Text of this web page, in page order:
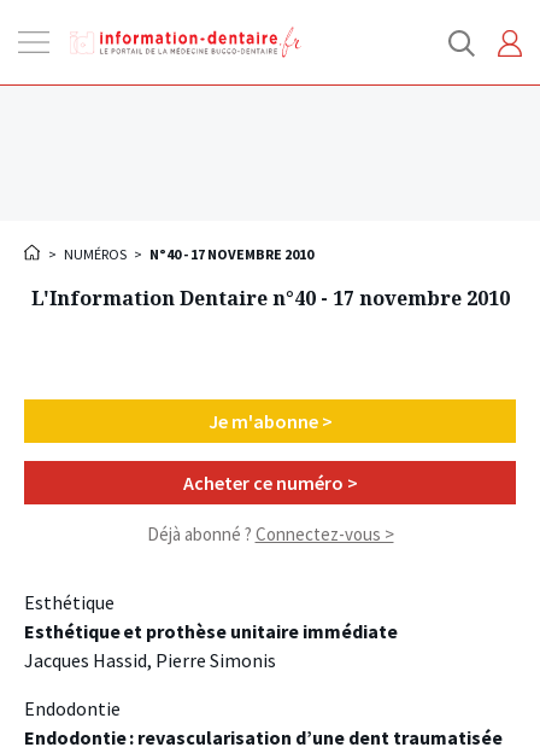
la
> NUMÉROS > N°40 - 17 NOVEMBRE 2010
L'Information Dentaire n°40 - 17 novembre 2010
Je m'abonne >
Acheter ce numéro >
Déjà abonné ? Connectez-vous >
Esthétique
Esthétique et prothèse unitaire immédiate
Jacques Hassid, Pierre Simonis
Endodontie
Endodontie : revascularisation d’une dent traumatisée